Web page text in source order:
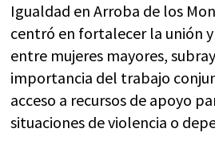
Igualdad en Arroba de los
centró en fortalecer la unión
entre mujeres mayores,
importancia del trabajo
acceso a recursos de apoyo
situaciones de violencia o